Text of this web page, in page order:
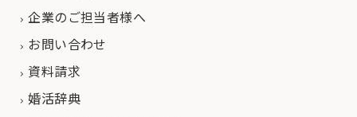
企業のご担当者様へ
お問い合わせ
資料請求
婚活辞典